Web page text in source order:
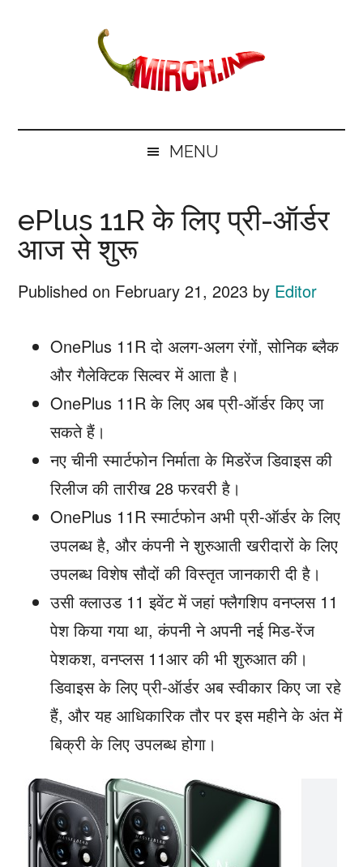
mirch.in
Hindi
MENU
ePlus 11R के लिए प्री-ऑर्डर
आज से शुरू
Published on February 21, 2023 by Editor
OnePlus 11R दो अलग-अलग रंगों, सोनिक ब्लैक
और गैलेक्टिक सिल्वर में आता है।
OnePlus 11R के लिए अब प्री-ऑर्डर किए जा
सकते हैं।
नए चीनी स्मार्टफोन निर्माता के मिडरेंज डिवाइस की
रिलीज की तारीख 28 फरवरी है।
OnePlus 11R स्मार्टफोन अभी प्री-ऑर्डर के लिए
उपलब्ध है, और कंपनी ने शुरुआती खरीदारों के लिए
उपलब्ध विशेष सौदों की विस्तृत जानकारी दी है।
उसी क्लाउड 11 इवेंट में जहां फ्लैगशिप वनप्लस 11
पेश किया गया था, कंपनी ने अपनी नई मिड-रेंज
पेशकश, वनप्लस 11आर की भी शुरुआत की।
डिवाइस के लिए प्री-ऑर्डर अब स्वीकार किए जा रहे
हैं, और यह आधिकारिक तौर पर इस महीने के अंत में
बिक्री के लिए उपलब्ध होगा।